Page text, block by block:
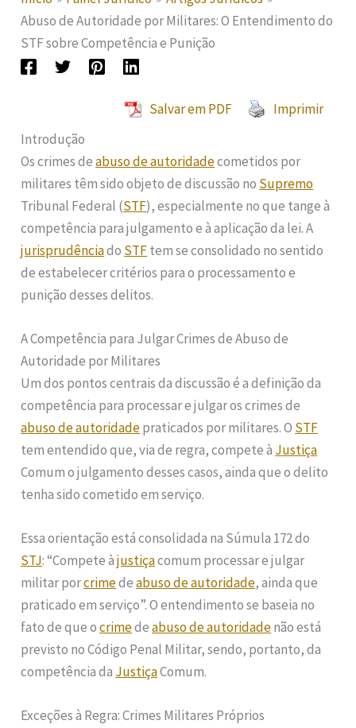
Abuso de Autoridade por Militares: O Entendimento do
STF sobre Competência e Punição
Salvar em PDF
Imprimir
Introdução
Os crimes deabuso de autoridadecometidos por
militares têm sido objeto de discussão no Supremo
Tribunal Federal (STF), especialmente no que tange à
competência para julgamento e à aplicação da lei. A
jurisprudênciado STFtem se consolidado no sentido
de estabelecer critérios para o processamento e
punição desses delitos.
A Competência para Julgar Crimes de Abuso de
Autoridade por Militares
Um dos pontos centrais da discussão é a definição da
competência para processar e julgar os crimes de
abuso de autoridadepraticados por militares. O STF
tem entendido que, via de regra, compete à Justiça
Comum o julgamento desses casos, ainda que o delito
tenha sido cometido em serviço.
Essa orientação está consolidada na Súmula 172 do
STJ: “Compete àjustiçacomum processar e julgar
militar porcrimedeabuso de autoridade, ainda que
praticado em serviço”. O entendimento se baseia no
fato de que ocrimedeabuso de autoridadenão está
previsto no Código Penal Militar, sendo, portanto, da
competência da JustiçaComum.
Exceções à Regra: Crimes Militares Próprios